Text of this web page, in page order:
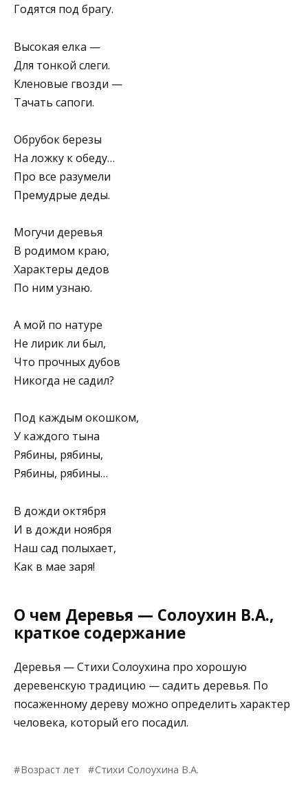
Годятся под брагу.
Высокая елка —
Для тонкой слеги.
Кленовые гвозди —
Тачать сапоги.
Обрубок березы
На ложку к обеду…
Про все разумели
Премудрые деды.
Могучи деревья
В родимом краю,
Характеры дедов
По ним узнаю.
А мой по натуре
Не лирик ли был,
Что прочных дубов
Никогда не садил?
Под каждым окошком,
У каждого тына
Рябины, рябины,
Рябины, рябины…
В дожди октября
И в дожди ноября
Наш сад полыхает,
Как в мае заря!
О чем Деревья — Солоухин В.А.,
краткое содержание
Деревья — Стихи Солоухина про хорошую
деревенскую традицию — садить деревья. По
посаженному дереву можно определить характер
человека, который его посадил.
Возраст лет Стихи Солоухина В.А.